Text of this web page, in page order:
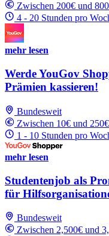
Zwischen 200€ und
4 - 20 Stunden pro
mehr lesen
Werde YouGov
Prämien kassieren!
Bundesweit
Zwischen 10€ und
1 - 10 Stunden pro
mehr lesen
Studentenjob als
für
Bundesweit
Zwischen 2,500€ und